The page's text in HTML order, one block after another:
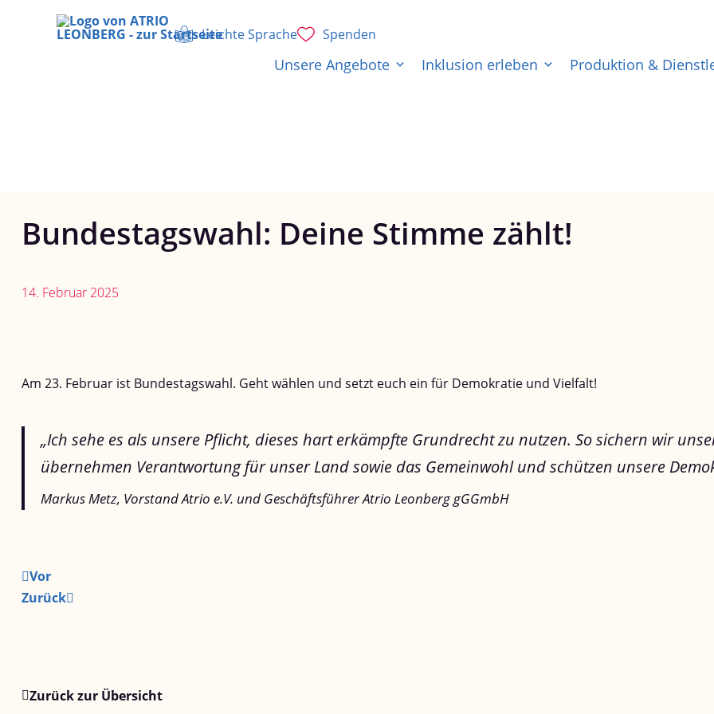
Leichte Sprache Spenden
Unsere Angebote Inklusion erleben Produktion &
Bundestagswahl: Deine Stimme zählt!
14. Februar 2025
Am 23. Februar ist Bundestagswahl. Geht wählen und setzt euch ein für Demokratie und Vielfalt!
„Ich sehe es als unsere Pflicht, dieses hart erkämpfte Grundrecht zu nutzen. So sichern wir
übernehmen Verantwortung für unser Land sowie das Gemeinwohl und schützen unsere
Markus Metz, Vorstand Atrio e.V. und Geschäftsführer Atrio Leonberg gGGmbH
Vor
Zurück
Zurück zur Übersicht